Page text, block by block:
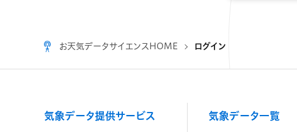
お天気データサイエンスHOME ログイン
気象データ提供サービス 気象データ一覧